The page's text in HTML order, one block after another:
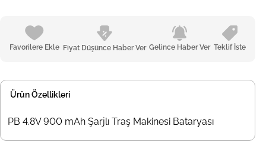
Favorilere Ekle Fiyat Düşünce Haber Ver Gelince Haber Ver Teklif İste
Ürün Özellikleri
PB 4.8V 900 mAh Şarjlı Traş Makinesi Bataryası